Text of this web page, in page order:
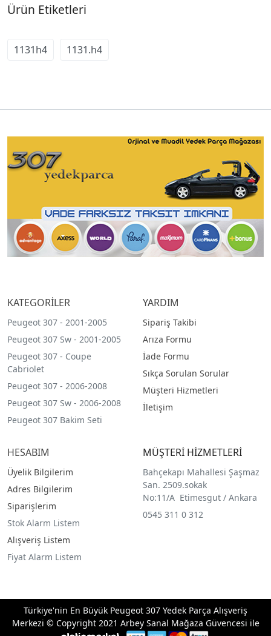
Ürün Etiketleri
1131h4 1131.h4
KATEGORİLER
Peugeot 307 - 2001-2005
Peugeot 307 Sw - 2001-2005
Peugeot 307 - Coupe
Cabriolet
Peugeot 307 - 2006-2008
Peugeot 307 Sw - 2006-2008
Peugeot 307 Bakim Seti
YARDIM
Sipariş Takibi
Arıza Formu
İade Formu
Sıkça Sorulan Sorular
Müşteri Hizmetleri
İletişim
HESABIM
Üyelik Bilgilerim
Adres Bilgilerim
Siparişlerim
Stok Alarm Listem
Alışveriş Listem
Fiyat Alarm Listem
MÜŞTERİ HİZMETLERİ
Bahçekapı Mahallesi Şaşmaz
San. 2509.sokak
No:11/A Etimesgut / Ankara
0545 311 0 312
Türkiye'nin En Büyük Peugeot 307 Yedek Parça Alışveriş
Merkezi © Copyright 2021 Arbey Sanal Mağaza Güvencesi ile